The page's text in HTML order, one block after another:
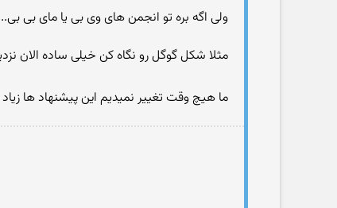
ولی اگه بره تو انجمن های وی بی یا مای بی
مثلا شكل گوگل رو نگاه كن خیلی ساده الان نزدیك 13 ساله همین شكلیه. ولی یاهو
ما هیچ وقت تغییر نمیدیم این پیشنهاد ها